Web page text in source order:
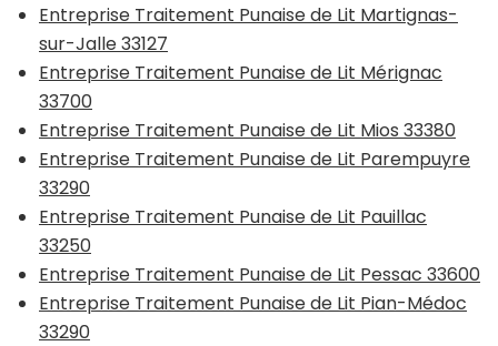
Entreprise Traitement Punaise de Lit Martignas-
sur-Jalle 33127
Entreprise Traitement Punaise de Lit Mérignac
33700
Entreprise Traitement Punaise de Lit Mios 33380
Entreprise Traitement Punaise de Lit Parempuyre
33290
Entreprise Traitement Punaise de Lit Pauillac
33250
Entreprise Traitement Punaise de Lit Pessac 33600
Entreprise Traitement Punaise de Lit Pian-Médoc
33290